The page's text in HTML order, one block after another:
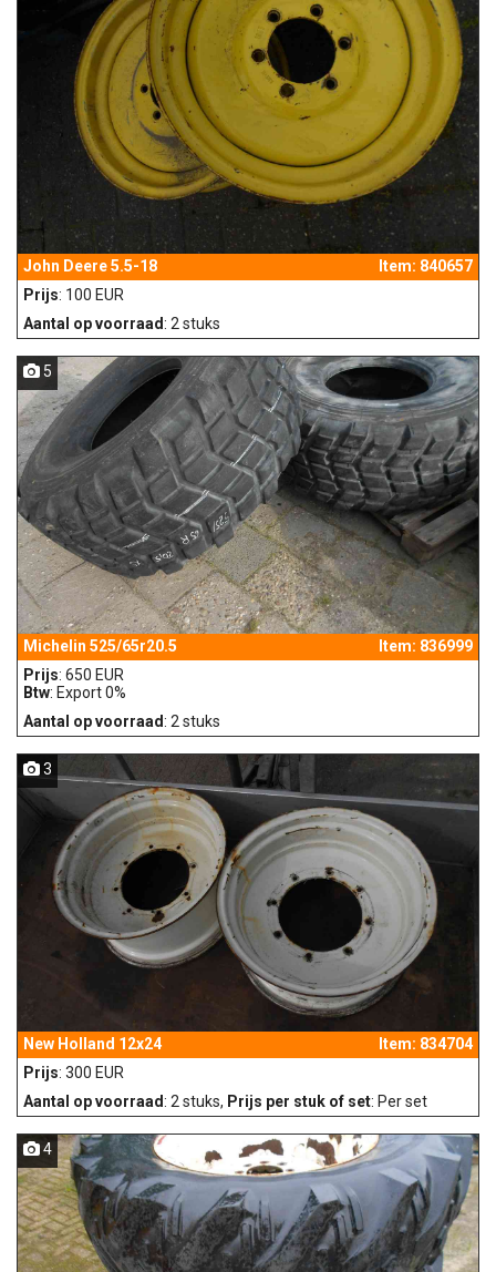
John Deere 5.5-18
Item: 840657
Prijs: 100 EUR
Aantal op voorraad: 2 stuks
5
Michelin 525/65r20.5
Item: 836999
Prijs: 650 EUR
Btw: Export 0%
Aantal op voorraad: 2 stuks
3
New Holland 12x24
Item: 834704
Prijs: 300 EUR
Aantal op voorraad: 2 stuks, Prijs per stuk of set: Per set
4